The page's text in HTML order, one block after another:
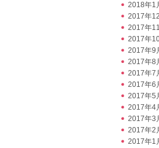
2018年1
2017年
2017年
2017年
2017年9
2017年8
2017年7
2017年6
2017年5
2017年4
2017年3
2017年2
2017年1